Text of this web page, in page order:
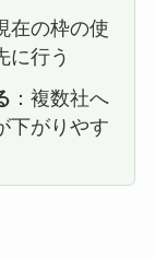
在の枠の使
に行う
：複数社へ
下がりやす